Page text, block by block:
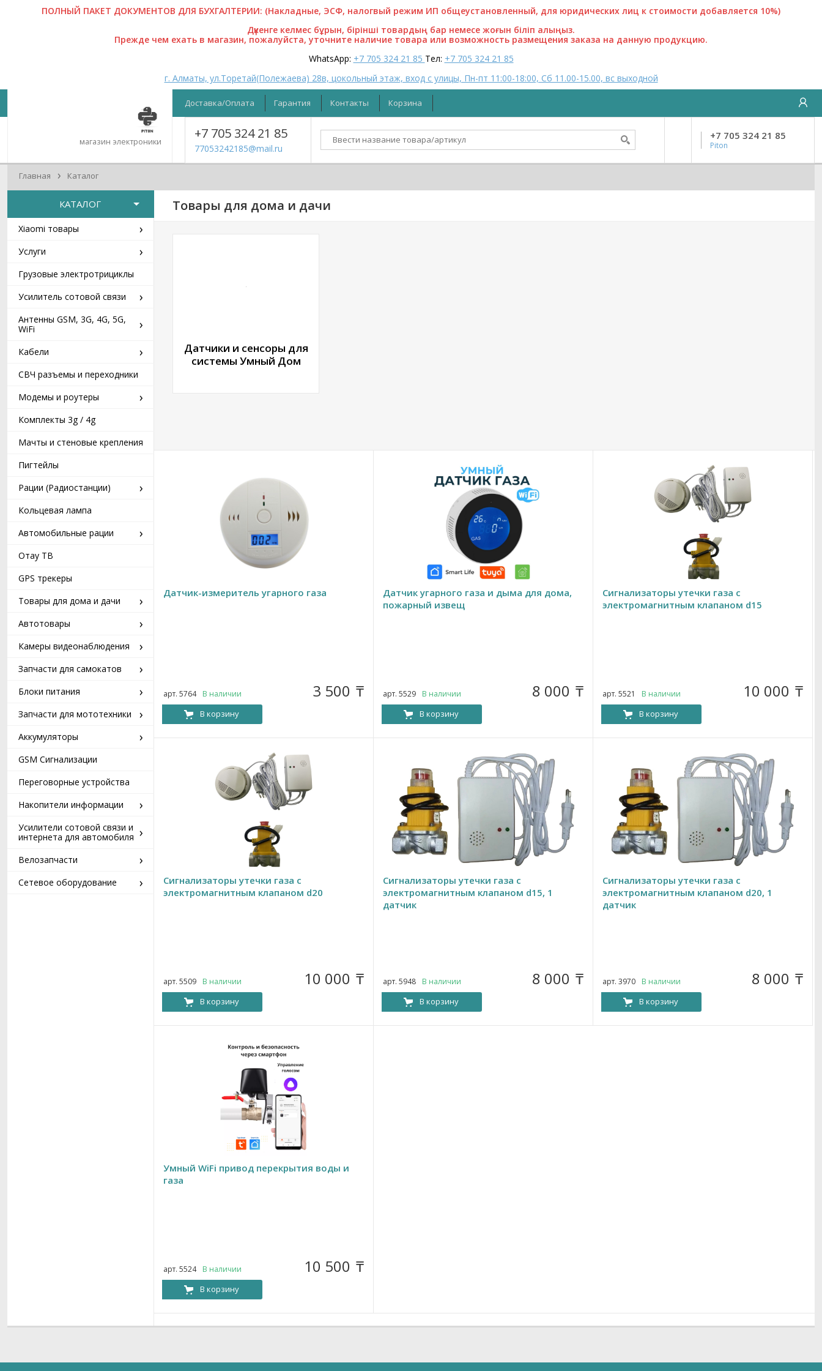
ПОЛНЫЙ ПАКЕТ ДОКУМЕНТОВ ДЛЯ БУХГАЛТЕРИИ: (Накладные, ЭСФ, налогвый режим ИП общеустановленный, для юридических лиц к стоимости добавляется 10%)
Дүкенге келмес бұрын, бірінші товардың бар немесе жоғын біліп алыңыз.
Прежде чем ехать в магазин, пожалуйста, уточните наличие товара или возможность размещения заказа на данную продукцию.
WhatsApp: +7 705 324 21 85 Тел: +7 705 324 21 85
г. Алматы, ул.Торетай(Полежаева) 28в, цокольный этаж, вход с улицы, Пн-пт 11:00-18:00, Сб 11.00-15.00, вс выходной
магазин электроники
Доставка/Оплата Гарантия Контакты Корзина
+7 705 324 21 85
77053242185@mail.ru
+7 705 324 21 85
Piton
Главная › Каталог
КАТАЛОГ
Xiaomi товары ›
Услуги ›
Грузовые электротрициклы
Усилитель сотовой связи
›
Антенны GSM, 3G, 4G, 5G,
WiFi
›
Кабели ›
СВЧ разъемы и переходники
Модемы и роутеры
›
Комплекты 3g / 4g
Мачты и стеновые крепления
Пигтейлы
Рации (Радиостанции)
›
Кольцевая лампа
Автомобильные рации
›
Отау ТВ
GPS трекеры
Товары для дома и дачи
›
Автотовары ›
Камеры видеонаблюдения ›
Запчасти для самокатов ›
Блоки питания ›
Запчасти для мототехники ›
Аккумуляторы ›
GSM Сигнализации
Переговорные устройства
Накопители информации
›
Усилители сотовой связи и
интернета для автомобиля ›
Велозапчасти ›
Сетевое оборудование ›
Товары для дома и дачи
Датчики и сенсоры для
системы Умный Дом
Датчик-измеритель угарного газа
арт. 5764 В наличии 3 500 ₸
В корзину
Датчик угарного газа и дыма для дома,
пожарный извещ
арт. 5529 В наличии 8 000 ₸
В корзину
Сигнализаторы утечки газа с
электромагнитным клапаном d15
арт. 5521 В наличии 10 000 ₸
В корзину
Сигнализаторы утечки газа с
электромагнитным клапаном d20
арт. 5509 В наличии 10 000 ₸
В корзину
Сигнализаторы утечки газа с
электромагнитным клапаном d15, 1
датчик
арт. 5948 В наличии 8 000 ₸
В корзину
Сигнализаторы утечки газа с
электромагнитным клапаном d20, 1
датчик
арт. 3970 В наличии 8 000 ₸
В корзину
Умный WiFi привод перекрытия воды и
газа
арт. 5524 В наличии 10 500 ₸
В корзину